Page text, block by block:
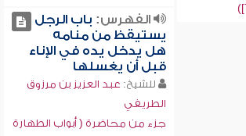
الفهرس: باب الرجل
يستيقظ من منامه
هل يدخل يده في الإناء
قبل أن يغسلها
للشيخ: عبد العزيز بن مرزوق
الطريفي
جزء من محاضرة ( أبواب الطهارة